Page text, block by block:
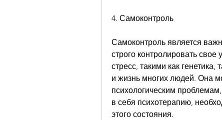
4. Самоконтроль
Самоконтроль является
строго контролировать свое
стресс, такими как генетика,
и жизнь многих людей. Она
психологическим
в себя психотерапию,
этого состояния.